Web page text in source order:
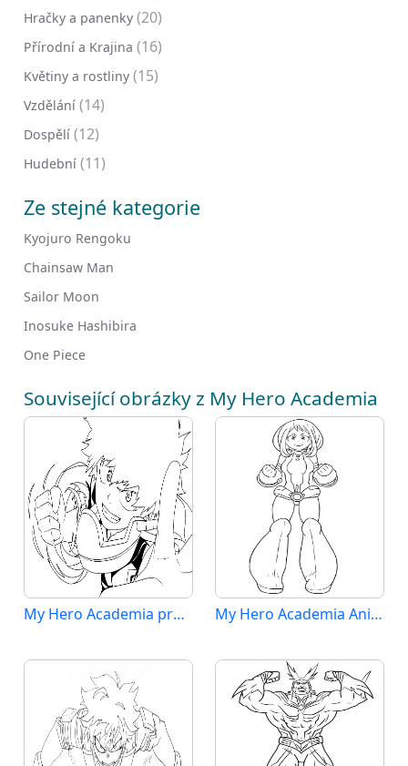
Hračky a panenky (20)
Přírodní a Krajina (16)
Květiny a rostliny (15)
Vzdělání (14)
Dospělí (12)
Hudební (11)
Ze stejné kategorie
Kyojuro Rengoku
Chainsaw Man
Sailor Moon
Inosuke Hashibira
One Piece
Související obrázky z My Hero Academia
My Hero Academia pro 4leté Děti My Hero Academia Anime